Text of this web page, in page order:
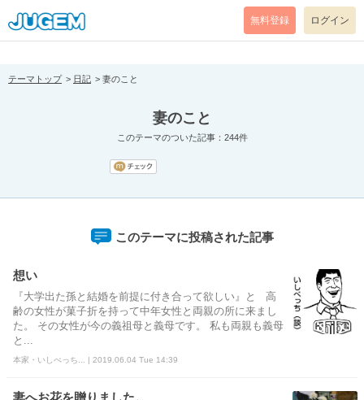
[pear_error: message="Success" code=0 mode=return level=notice
prefix="" info=""]
無料登録 ログイン
テーマトップ 日記 妻のこと
妻のこと
このテーマのついた記事：244件
このテーマに投稿された記事
想い
『大学出た孫と結婚を前提に付き合って欲しい』と 高
齢の女性が菓子折を持って中年女性と両親の所に来まし
た。 その女性が今の義祖母と義母です。 私も両親も義母
と...
本家・いしべっち... | 2019.06.04 Tue 14:39
妻へお花を贈りました。